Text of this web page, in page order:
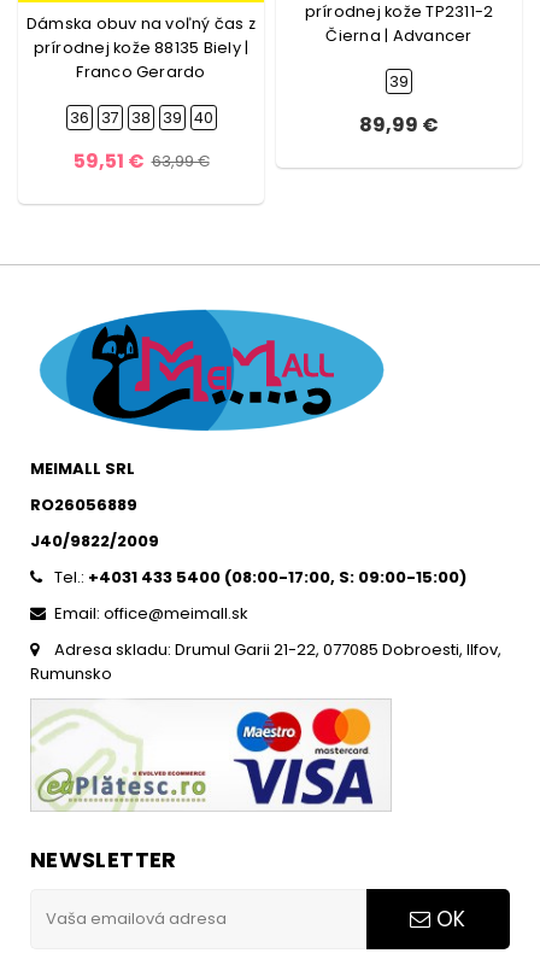
Dámska obuv na voľný čas z
prírodnej kože 88135 Biely |
Franco Gerardo
36 37 38 39 40
59,51 € 63,99 €
prírodnej kože TP2311-2
Čierna | Advancer
39
89,99 €
MEIMALL SRL
RO26056889
J40/9822/2009
Tel.: +4031 433 5400 (08:00-17:00, S: 09:00-15:00)
Email: office@meimall.sk
Adresa skladu: Drumul Garii 21-22, 077085 Dobroesti, Ilfov,
Rumunsko
NEWSLETTER
OK